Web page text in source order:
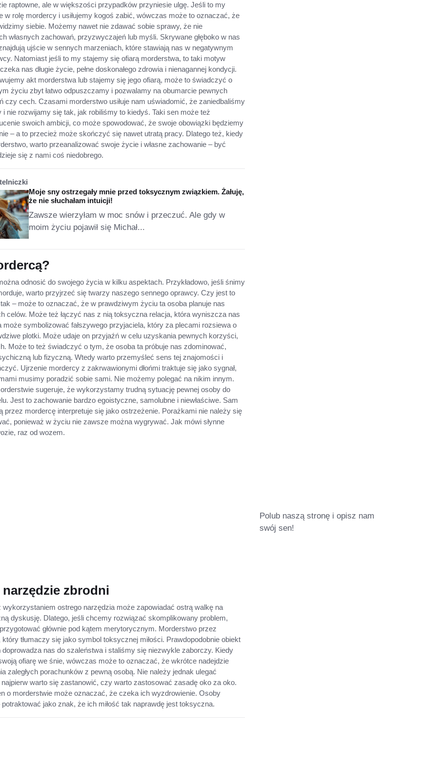
raptowne, ale w większości przypadków przyniesie ulgę. Jeśli to my
w rolę mordercy i usiłujemy kogoś zabić, wówczas może to oznaczać, że
siebie. Możemy nawet nie zdawać sobie sprawy, że nie
własnych zachowań, przyzwyczajeń lub myśli. Skrywane głęboko w nas
ujście w sennych marzeniach, które stawiają nas w negatywnym
Natomiast jeśli to my stajemy się ofiarą morderstwa, to taki motyw
nas długie życie, pełne doskonałego zdrowia i nienagannej kondycji.
akt morderstwa lub stajemy się jego ofiarą, może to świadczyć o
życiu zbyt łatwo odpuszczamy i pozwalamy na obumarcie pewnych
czy cech. Czasami morderstwo usiłuje nam uświadomić, że zaniedbaliśmy
i nie rozwijamy się tak, jak robiliśmy to kiedyś. Taki sen może też
swoich ambicji, co może spowodować, że swoje obowiązki będziemy
– a to przecież może skończyć się nawet utratą pracy. Dlatego też, kiedy
warto przeanalizować swoje życie i własne zachowanie – być
się z nami coś niedobrego.
Moje sny ostrzegały mnie przed toksycznym związkiem. Żałuję,
że nie słuchałam intuicji!
Zawsze wierzyłam w moc snów i przeczuć. Ale gdy w
moim życiu pojawił się Michał...
odnosić do swojego życia w kilku aspektach. Przykładowo, jeśli śnimy
warto przyjrzeć się twarzy naszego sennego oprawcy. Czy jest to
– może to oznaczać, że w prawdziwym życiu ta osoba planuje nas
celów. Może też łączyć nas z nią toksyczna relacja, która wyniszcza nas
może symbolizować fałszywego przyjaciela, który za plecami rozsiewa o
plotki. Może udaje on przyjaźń w celu uzyskania pewnych korzyści,
Może to też świadczyć o tym, że osoba ta próbuje nas zdominować,
lub fizyczną. Wtedy warto przemyśleć sens tej znajomości i
Ujrzenie mordercy z zakrwawionymi dłońmi traktuje się jako sygnał,
musimy poradzić sobie sami. Nie możemy polegać na nikim innym.
sugeruje, że wykorzystamy trudną sytuację pewnej osoby do
Jest to zachowanie bardzo egoistyczne, samolubne i niewłaściwe. Sam
przez mordercę interpretuje się jako ostrzeżenie. Porażkami nie należy się
ponieważ w życiu nie zawsze można wygrywać. Jak mówi słynne
raz od wozem.
narzędzie zbrodni
wykorzystaniem ostrego narzędzia może zapowiadać ostrą walkę na
dyskusję. Dlatego, jeśli chcemy rozwiązać skomplikowany problem,
głównie pod kątem merytorycznym. Morderstwo przez
tłumaczy się jako symbol toksycznej miłości. Prawdopodobnie obiekt
nas do szaleństwa i staliśmy się niezwykle zaborczy. Kiedy
ofiarę we śnie, wówczas może to oznaczać, że wkrótce nadejdzie
zaległych porachunków z pewną osobą. Nie należy jednak ulegać
warto się zastanowić, czy warto zastosować zasadę oko za oko.
o morderstwie może oznaczać, że czeka ich wyzdrowienie. Osoby
jako znak, że ich miłość tak naprawdę jest toksyczna.
Polub naszą stronę i opisz nam
swój sen!